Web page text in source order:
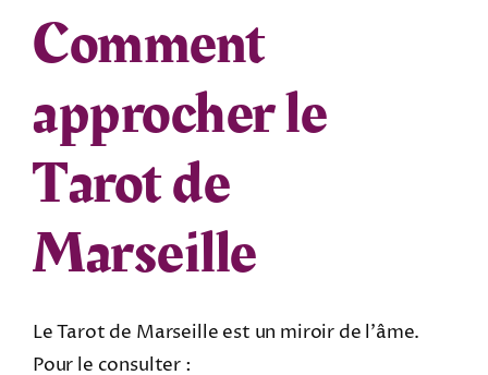
Comment
approcher le
Tarot de
Marseille
Le Tarot de Marseille est un miroir de l’âme.
Pour le consulter :